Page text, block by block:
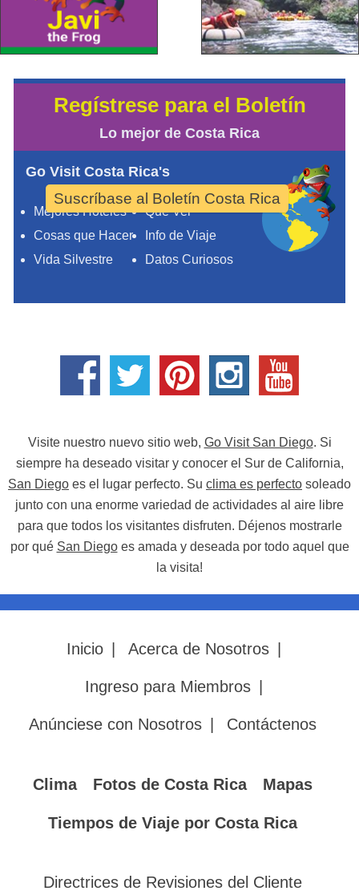
Regístrese para el Boletín
Lo mejor de Costa Rica
Go Visit Costa Rica's
Mejores Hoteles
Qué Ver
Cosas que Hacer
Info de Viaje
Vida Silvestre
Datos Curiosos
Suscríbase al Boletín Costa Rica
Visite nuestro nuevo sitio web, Go Visit San Diego. Si
siempre ha deseado visitar y conocer el Sur de California,
San Diego es el lugar perfecto. Su clima es perfecto soleado
junto con una enorme variedad de actividades al aire libre
para que todos los visitantes disfruten. Déjenos mostrarle
por qué San Diegoes amada y deseada por todo aquel que
la visita!
Inicio Acerca de Nosotros
Ingreso para Miembros
Anúnciese con Nosotros Contáctenos
Clima Fotos de Costa Rica Mapas
Tiempos de Viaje por Costa Rica
Directrices de Revisiones del Cliente